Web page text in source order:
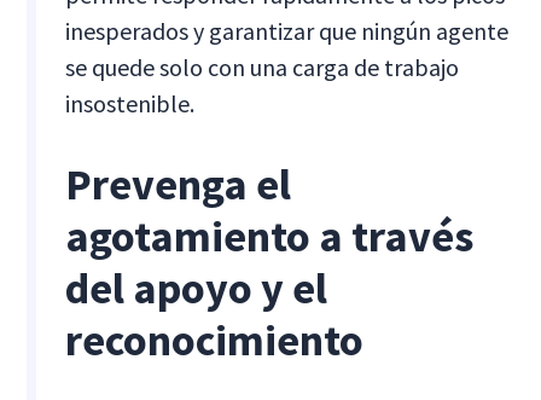
inesperados y garantizar que ningún agente
se quede solo con una carga de trabajo
insostenible.
Prevenga el
agotamiento a través
del apoyo y el
reconocimiento